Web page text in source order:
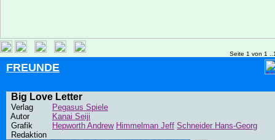
Seite 1 von 1
FREUNDE
Big Love Letter
Verlag
Pegasus Spiele
Autor
Kanai Seiji
Grafik
Hepworth Andrew Himmelman Jeff Schneider Hans-Georg
Redaktion